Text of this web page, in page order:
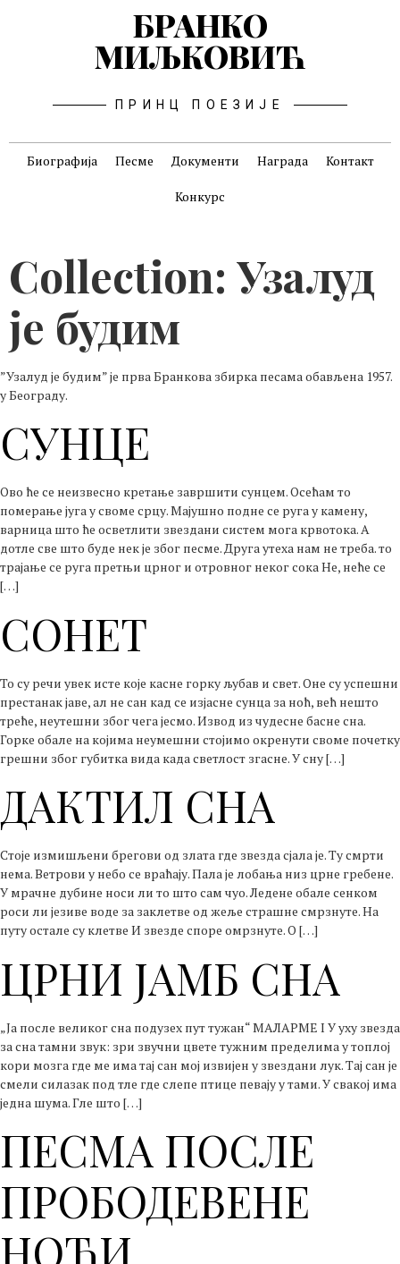
БРАНКО
МИЉКОВИЋ
ПРИНЦ ПОЕЗИЈЕ
Биографија Песме Документи Награда Контакт
Конкурс
Collection: Узалуд
је будим
”Узалуд је будим” је прва Бранкова збирка песама обављена 1957.
у Београду.
СУНЦЕ
Ово ће се неизвесно кретање завршити сунцем. Осећам то
померање југа у своме срцу. Мајушно подне се руга у камену,
варница што ће осветлити звездани систем мога крвотока. А
дотле све што буде нек је због песме. Друга утеха нам не треба. то
трајање се руга претњи црног и отровног неког сока Не, неће се
[…]
СОНЕТ
То су речи увек исте које касне горку љубав и свет. Оне су успешни
престанак јаве, ал не сан кад се изјасне сунца за ноћ, већ нешто
треће, неутешни због чега јесмо. Извод из чудесне басне сна.
Горке обале на којима неумешни стојимо окренути своме почетку
грешни због губитка вида када светлост згасне. У сну […]
ДАКТИЛ СНА
Стоје измишљени брегови од злата где звезда сјала је. Ту смрти
нема. Ветрови у небо се враћају. Пала је лобања низ црне гребене.
У мрачне дубине носи ли то што сам чуо. Ледене обале сенком
роси ли језиве воде за заклетве од жеље страшне смрзнуте. На
путу остале су клетве И звезде споре омрзнуте. О […]
ЦРНИ ЈАМБ СНА
„Ја после великог сна подузех пут тужан“ МАЛАРМЕ I У уху звезда
за сна тамни звук: зри звучни цвете тужним пределима у топлој
кори мозга где ме има тај сан мој извијен у звездани лук. Тај сан је
смели силазак под тле где слепе птице певају у тами. У свакој има
једна шума. Гле што […]
ПЕСМА ПОСЛЕ
ПРОБОДЕВЕНЕ
НОЋИ